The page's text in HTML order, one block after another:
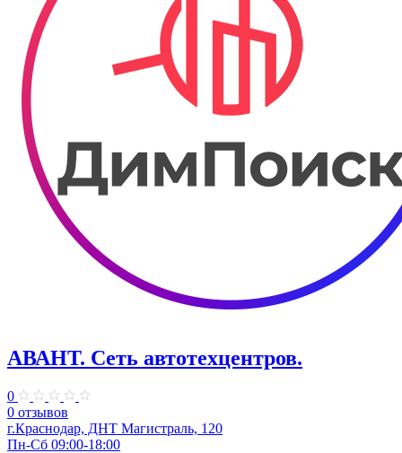
АВАНТ. ​Сеть автотехцентров.
0
0 отзывов
г.Краснодар, ​ДНТ Магистраль, 120
Пн-Сб 09:00-18:00